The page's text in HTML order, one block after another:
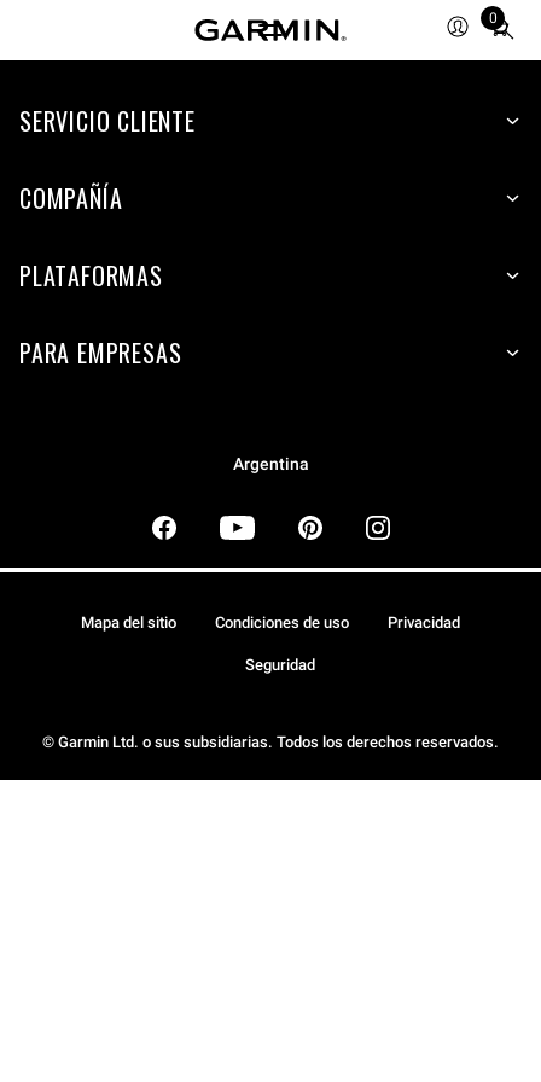
0
Total
items
cart:
SERVICIO CLIENTE
COMPAÑÍA
PLATAFORMAS
PARA EMPRESAS
Argentina
© Garmin Ltd. o sus subsidiarias. Todos los derechos reservados.
Mapa del sitio Condiciones de uso Privacidad
Seguridad